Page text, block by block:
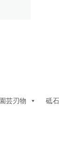
芸刃物 砥